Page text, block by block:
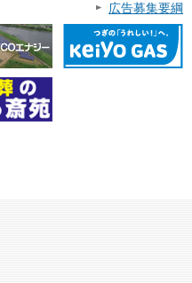
広告募集要綱